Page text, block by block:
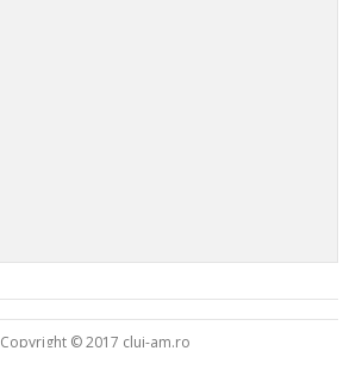
Copyright © 2017 cluj-am.ro